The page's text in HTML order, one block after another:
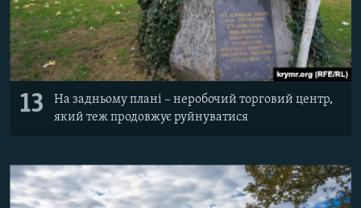
13
На задньому плані – неробочий торговий центр,
який теж продовжує руйнуватися